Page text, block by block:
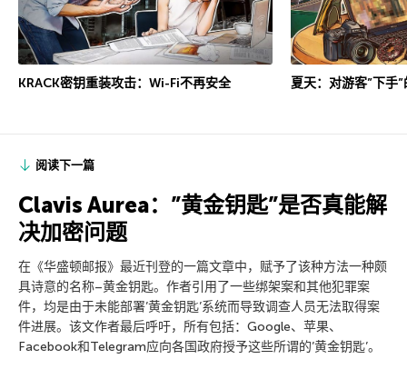
KRACK密钥重装攻击：Wi-Fi不再安全 夏天：对游客”下手
阅读下一篇
Clavis Aurea：”黄金钥匙”是否真能解
决加密问题
在《华盛顿邮报》最近刊登的一篇文章中，赋予了该种方法一种颇
具诗意的名称–黄金钥匙。作者引用了一些绑架案和其他犯罪案
件，均是由于未能部署’黄金钥匙’系统而导致调查人员无法取得案
件进展。该文作者最后呼吁，所有包括：Google、苹果、
Facebook和Telegram应向各国政府授予这些所谓的’黄金钥匙’。